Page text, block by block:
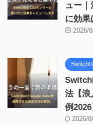
ュー
に効果
2026/
法【浪
例2026
2026/